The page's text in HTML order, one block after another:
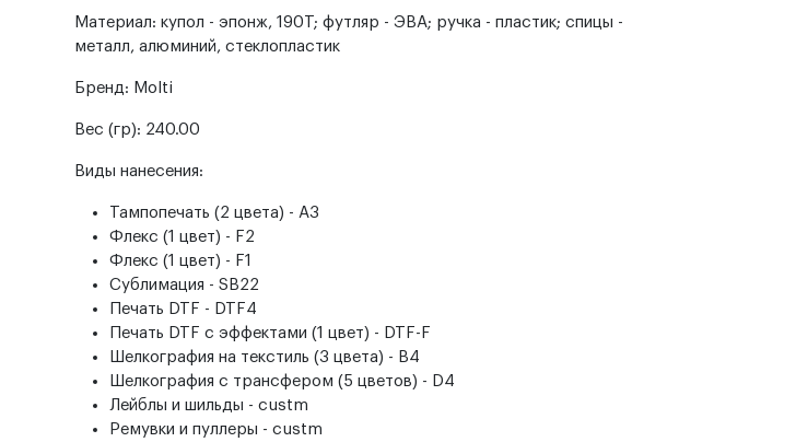
Материал: купол - эпонж, 190T; футляр - ЭВА; ручка - пластик; спицы -
металл, алюминий, стеклопластик
Бренд: Molti
Вес (гр): 240.00
Виды нанесения:
Тампопечать (2 цвета) - A3
Флекс (1 цвет) - F2
Флекс (1 цвет) - F1
Сублимация - SB22
Печать DTF - DTF4
Печать DTF с эффектами (1 цвет) - DTF-F
Шелкография на текстиль (3 цвета) - B4
Шелкография с трансфером (5 цветов) - D4
Лейблы и шильды - custm
Ремувки и пуллеры - custm